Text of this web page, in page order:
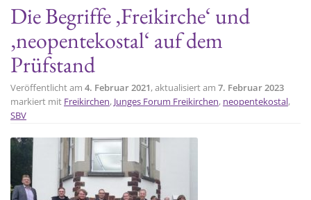
Die Begriffe ‚Freikirche‘ und
‚neopentekostal‘ auf dem
Prüfstand
Veröffentlicht am 4. Februar 2021, aktualisiert am 7. Februar 2023
markiert mit Freikirchen, Junges Forum Freikirchen, neopentekostal,
SBV